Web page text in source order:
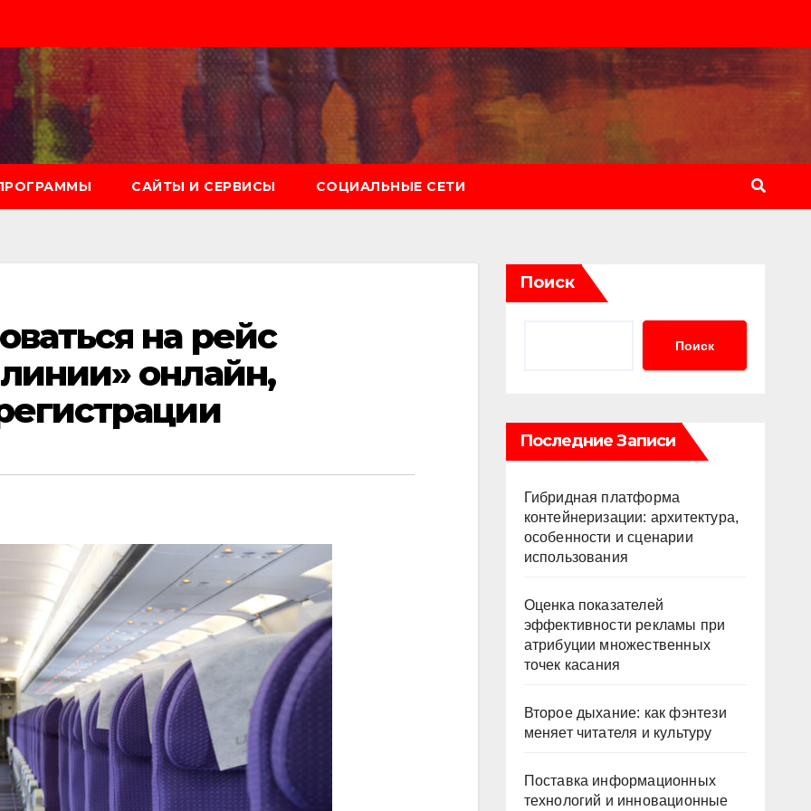
САЙТЫ И СЕРВИСЫ СОЦИАЛЬНЫЕ СЕТИ
на рейс
онлайн,
Поиск
Поиск
Последние Записи
Гибридная платформа
контейнеризации: архитектура,
особенности и сценарии
использования
Оценка показателей
эффективности рекламы при
атрибуции множественных
точек касания
Второе дыхание: как фэнтези
меняет читателя и культуру
Поставка информационных
технологий и инновационные